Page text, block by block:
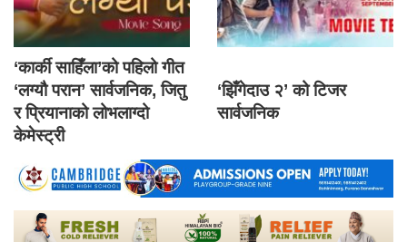
‘कार्की साहिँला’को पहिलो गीत
‘लग्यौ परान’ सार्वजनिक, जितु
र प्रियानाको लोभलाग्दो
केमेस्ट्री
‘झिँगेदाउ २’ को टिजर
सार्वजनिक